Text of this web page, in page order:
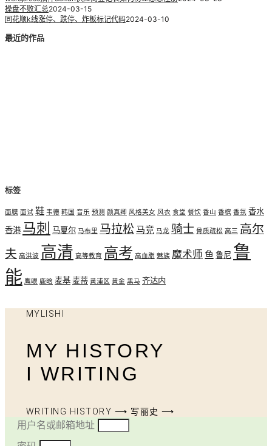
操盘不败汇总2024-03-15
同花顺k线涨停、跌停、炸板标记代码2024-03-10
最近的作品
标签
面膜 面试 鞋 韦德 韩国 音乐 预测 颜真卿 风格美女 风衣 食堂 餐饮 香山 香槟 香氛 香水
香港 马刺 马夏尔 马布里 马拉松 马竞 马龙 骑士 骨质疏松 高三 高尔
夫 高洪波 高清 高等教育 高考 高血脂 魅族 魔术师 鱼 鲁尼 鲁
能 鹰眼 鹿晗 麦基麦蒂 黄浦区 黄金 黑马 齐达内
MYLISHI
MY HISTORY
I WRITING
WRITING HISTORY ⟶ 写丽史 ⟶
用户名或邮箱地址